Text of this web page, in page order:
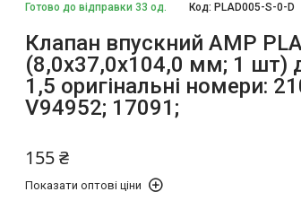
Готово до відправки 33 од. Код: PLAD005-S-0-D
Клапан впускний AMP
(8,0х37,0х104,0 мм; 1 шт)
1,5 оригінальні номери:
V94952; 17091;
155 ₴
Показати оптові ціни